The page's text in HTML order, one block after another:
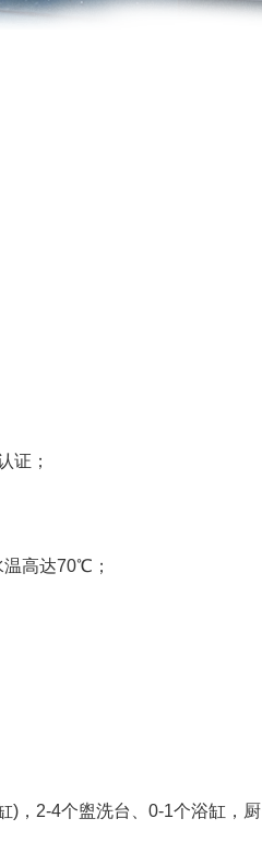
证；
高达70℃；
，2-4个盥洗台、0-1个浴缸，厨